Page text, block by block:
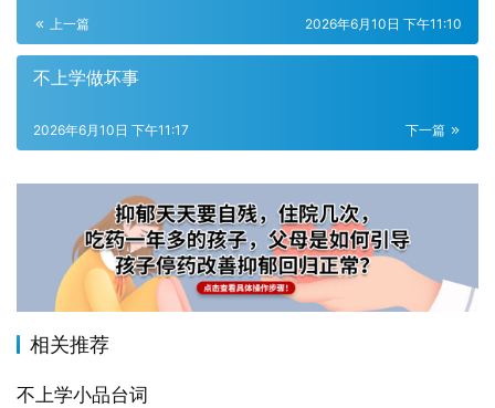
上一篇 2026年6月10日 下午11:10
不上学做坏事
下一篇
2026年6月10日 下午11:17
相关推荐
不上学小品台词